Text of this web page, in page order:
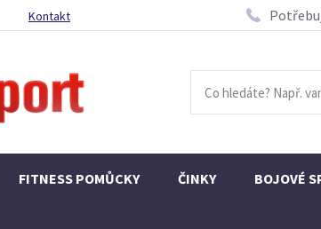
Kontakt
FITNESS POMŮCKY ČINKY BOJOVÉ